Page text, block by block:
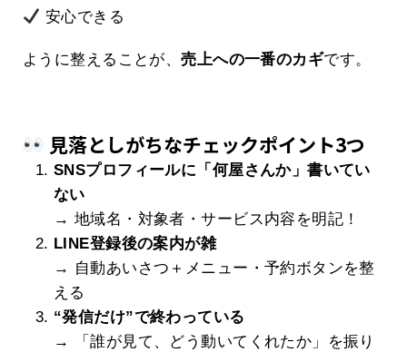
安心できる
ように整えることが、売上への一番のカギです。
見落としがちなチェックポイント3つ
SNSプロフィールに「何屋さんか」書いてい
ない
→ 地域名・対象者・サービス内容を明記！
LINE登録後の案内が雑
→ 自動あいさつ＋メニュー・予約ボタンを整
える
“発信だけ”で終わっている
→ 「誰が見て、どう動いてくれたか」を振り